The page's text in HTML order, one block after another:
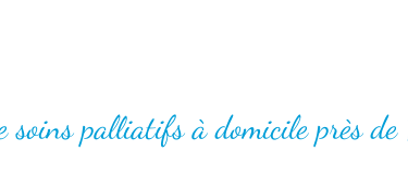
soins palliatifs à domicile près